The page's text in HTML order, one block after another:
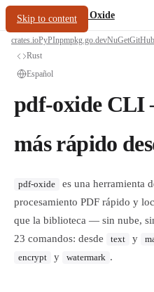
Skip to content
oxide.fyi/PDF Oxide
crates.ioPyPInpmpkg.go.devNuGetGitHub
Rust
Español
pdf-oxide
más rápido
pdf-oxide
es una herramienta
procesamiento PDF rápido y
que la biblioteca — sin nube,
23 comandos: desde
text y
encrypt y watermark .